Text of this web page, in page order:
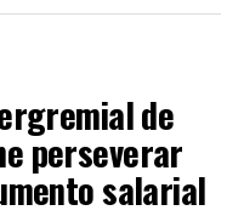
de
perseverar
salarial